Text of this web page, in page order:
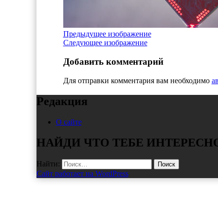
Предыдущее изображение
Следующее изображение
Добавить комментарий
Для отправки комментария вам необходимо
Редакция
О сайте
НАЙДИ ЧТО ТЕБЕ
Найти:
Сайт работает на WordPress